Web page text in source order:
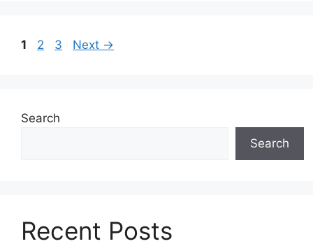
Page
1 Page
2 Page
3 Next →
Search
Search
Recent Posts